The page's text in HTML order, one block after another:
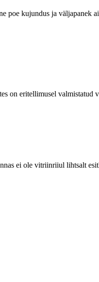
poe kujundus ja väljapanek
on eritellimusel valmistatud
ei ole vitriinriiul lihtsalt